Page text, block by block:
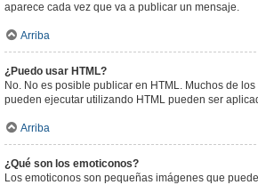
aparece cada vez que va a publicar un mensaje.
Arriba
¿Puedo usar HTML?
No. No es posible publicar en HTML. Muchos de
pueden ejecutar utilizando HTML pueden ser
Arriba
¿Qué son los emoticonos?
Los emoticonos son pequeñas imágenes que